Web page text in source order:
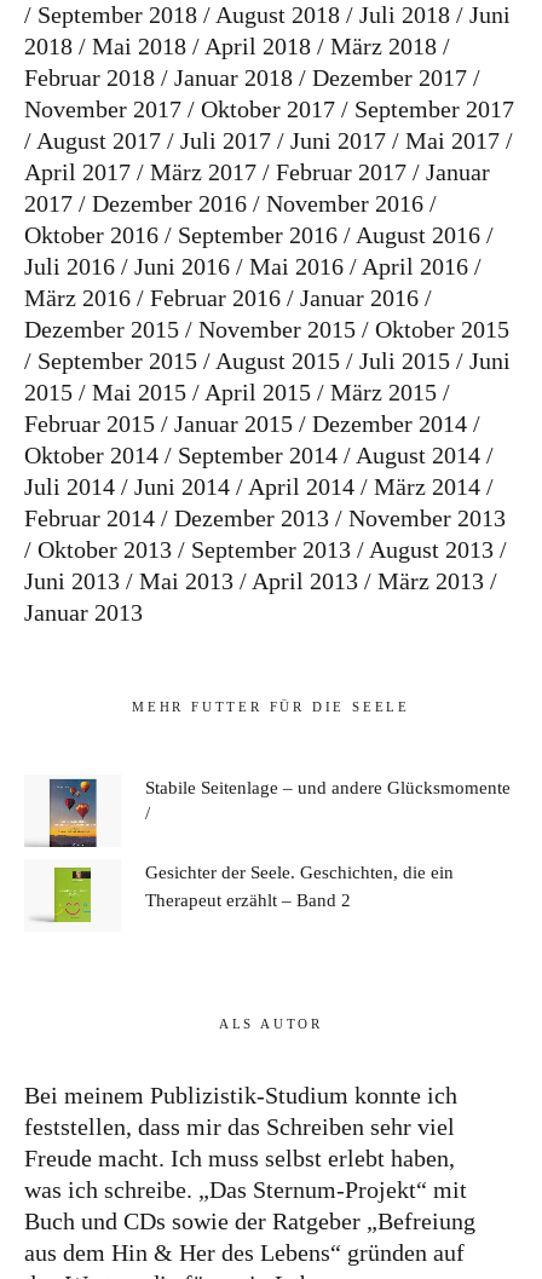
September 2018 August 2018 Juli 2018
Juni
2018
Mai 2018 April 2018
März 2018
Februar 2018
Januar 2018
Dezember 2017
November 2017
Oktober 2017
September 2017
August 2017
Juli 2017 Juni 2017
Mai 2017
April 2017
März 2017 Februar 2017
Januar
2017
Dezember 2016
November 2016
Oktober 2016
September 2016
August 2016
Juli 2016
Juni 2016 Mai 2016
April 2016
März 2016
Februar 2016
Januar 2016
Dezember 2015
November 2015
Oktober 2015
September 2015
August 2015 Juli 2015
Juni
2015
Mai 2015 April 2015
März 2015
Februar 2015
Januar 2015
Dezember 2014
Oktober 2014
September 2014
August 2014
Juli 2014
Juni 2014 April 2014
März 2014
Februar 2014
Dezember 2013
November 2013
Oktober 2013
September 2013
August 2013
Juni 2013
Mai 2013 April 2013
März 2013
Januar 2013
MEHR FUTTER FÜR DIE SEELE
Stabile Seitenlage – und andere Glücksmomente
Gesichter der Seele. Geschichten, die ein
Therapeut erzählt – Band 2
ALS AUTOR
Bei meinem Publizistik-Studium konnte ich
feststellen, dass mir das Schreiben sehr viel
Freude macht. Ich muss selbst erlebt haben,
was ich schreibe. „Das Sternum-Projekt“ mit
Buch und CDs sowie der Ratgeber „Befreiung
aus dem Hin & Her des Lebens“ gründen auf